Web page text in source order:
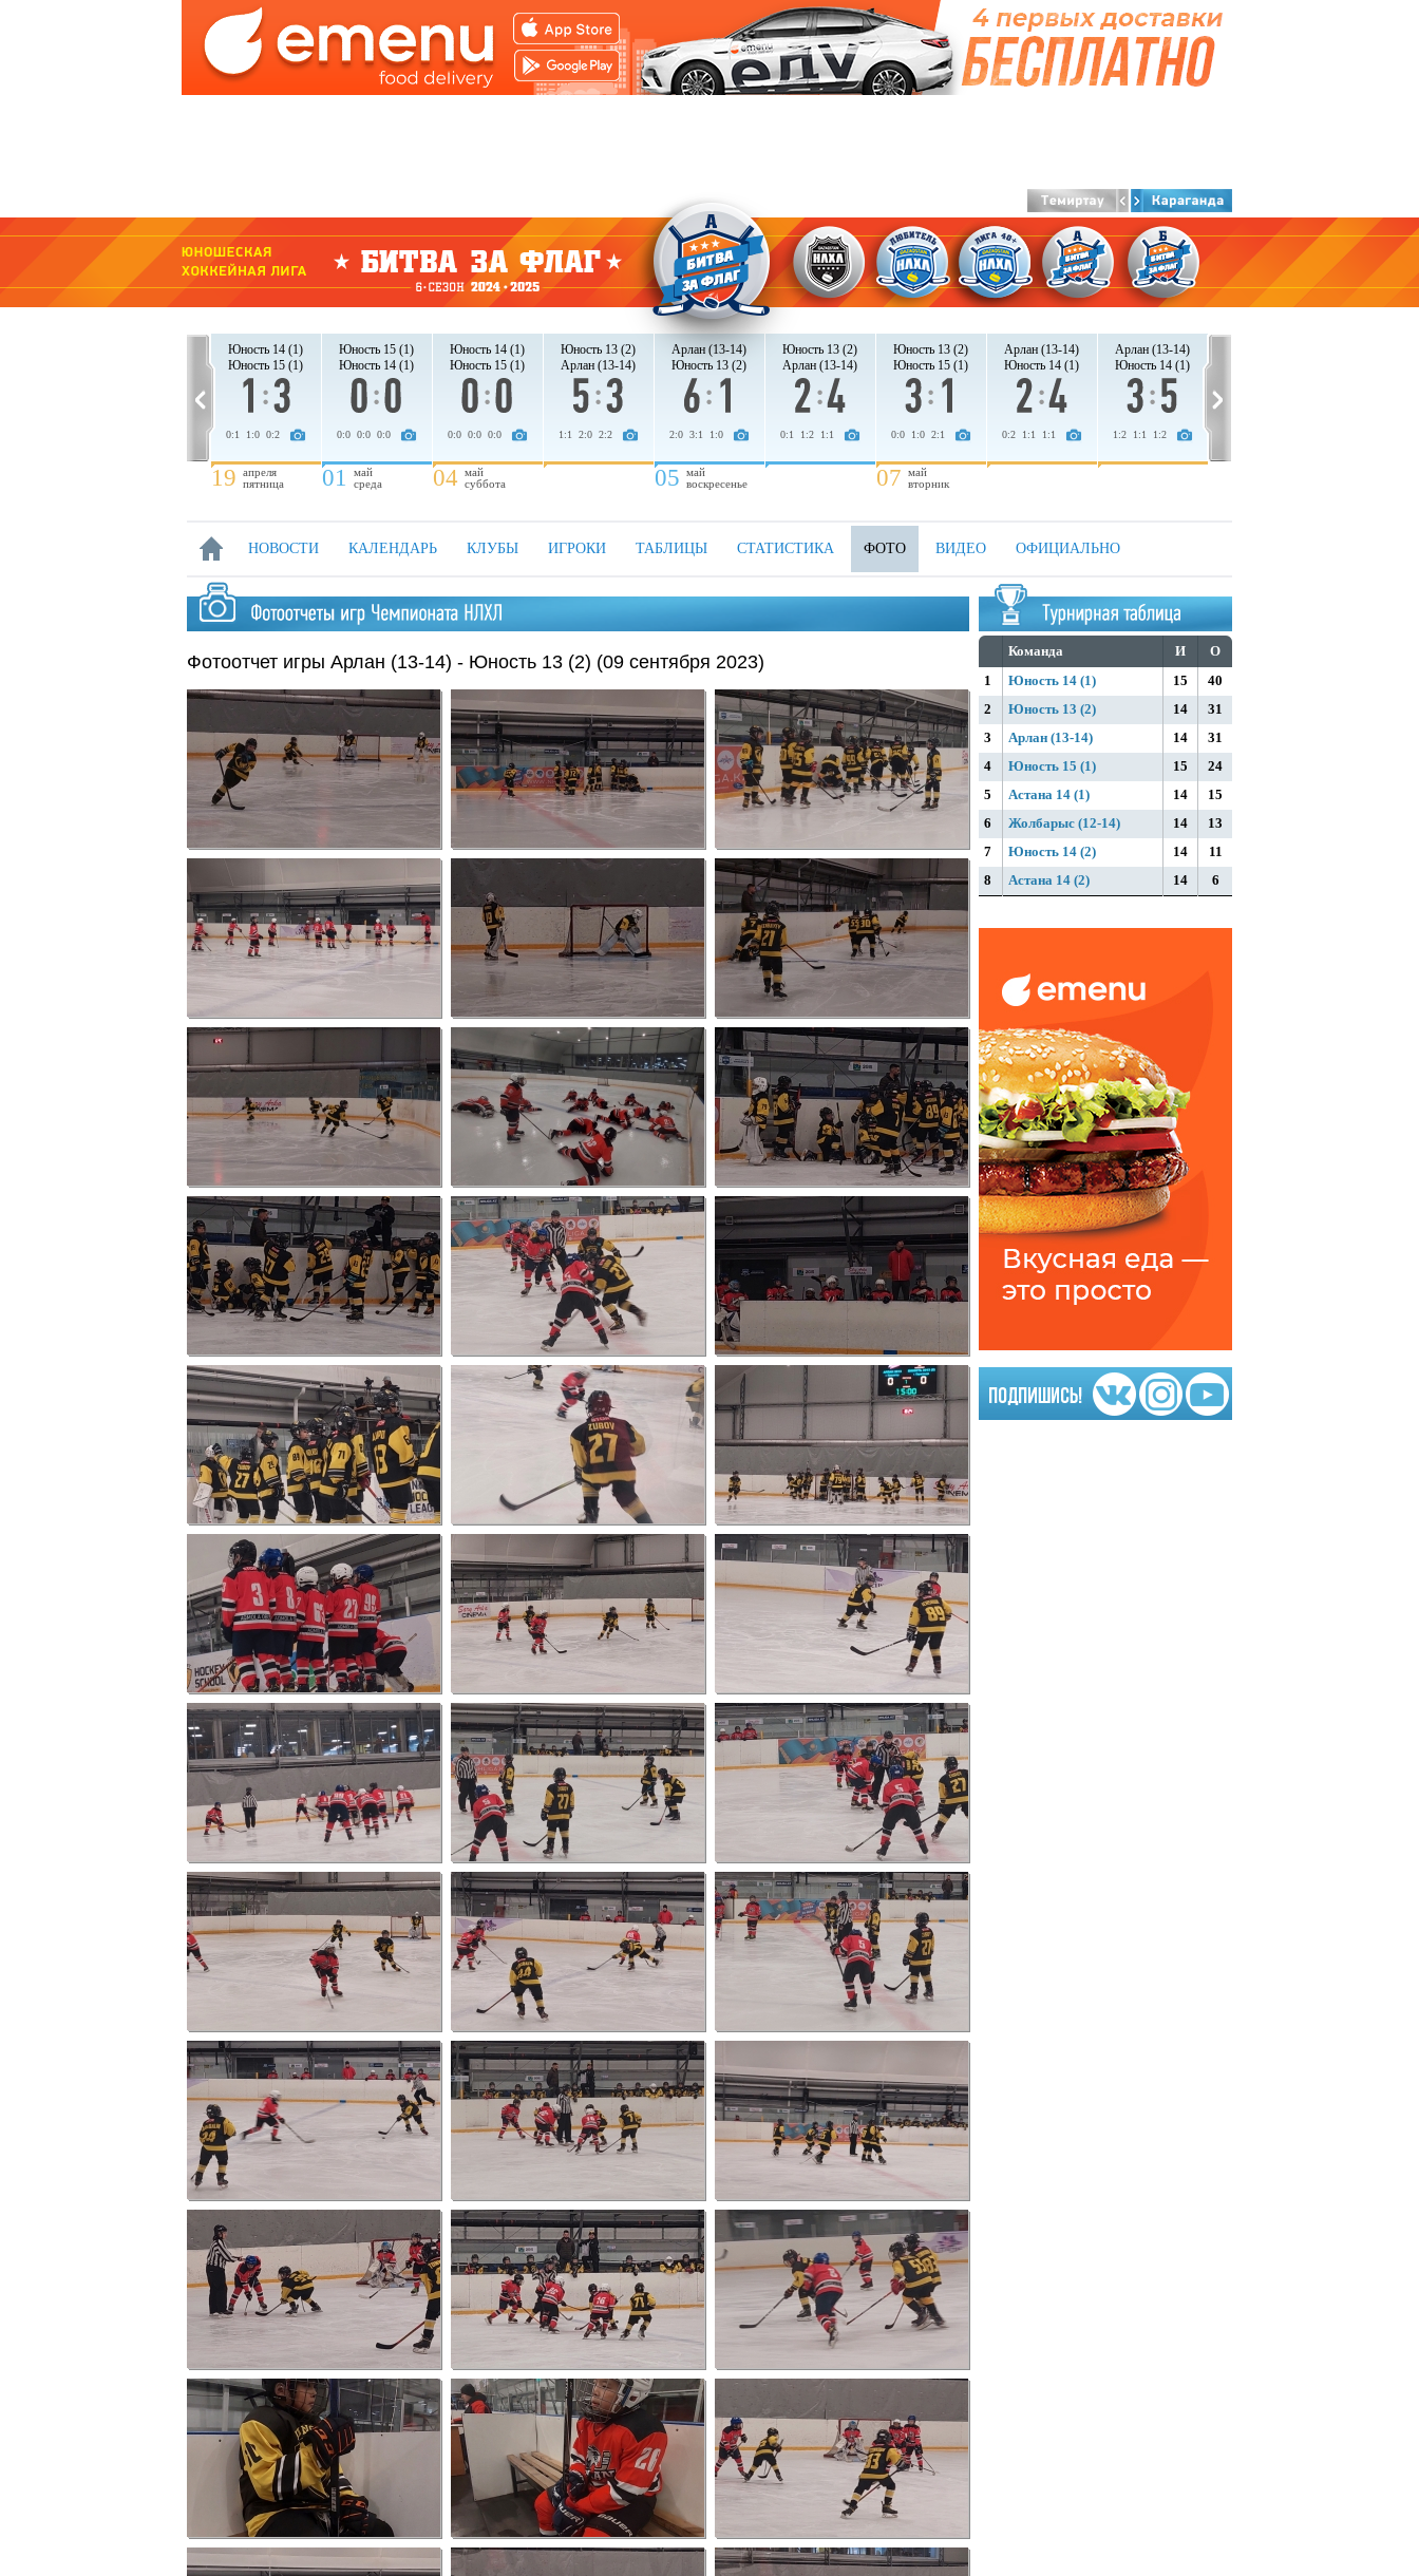
Юность 14 (1)
Юность 15 (1)
0:1 1:0 0:2
19 апреля
пятница
Юность 15 (1)
Юность 14 (1)
0:0 0:0 0:0
01
май
среда
Юность 14 (1)
Юность 15 (1)
0:0 0:0 0:0
04 май
суббота
Юность 13 (2)
Арлан (13-14)
1:1 2:0 2:2
Арлан (13-14)
Юность 13 (2)
2:0 3:1 1:0
05 май
воскресенье
Юность 13 (2)
Арлан (13-14)
0:1 1:2 1:1
Юность 13 (2)
Юность 15 (1)
0:0 1:0 2:1
07 май
вторник
Арлан (13-14)
Юность 14 (1)
0:2 1:1 1:1
Арлан (13-14)
Юность 14 (1)
1:2 1:1 1:2
НОВОСТИ КАЛЕНДАРЬ КЛУБЫ ИГРОКИ ТАБЛИЦЫ СТАТИСТИКА ФОТО ВИДЕО ОФИЦИАЛЬНО
Фотоотчет игры Арлан (13-14) - Юность 13 (2) (09 сентября 2023)
Команда И
О
1
Юность 14 (1) 15
40
2
Юность 13 (2) 14
31
3
Арлан (13-14) 14
31
4
Юность 15 (1) 15
24
5
Астана 14 (1) 14
15
6
Жолбарыс (12-14) 14
13
7
Юность 14 (2) 14
11
8
Астана 14 (2) 14 6